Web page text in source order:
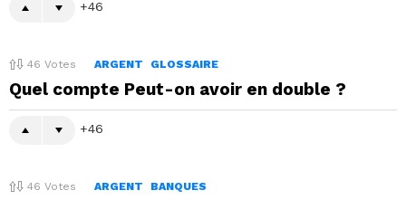
46
46 Votes ARGENT GLOSSAIRE
Quel compte Peut-on avoir en double ?
46
46 Votes ARGENT BANQUES